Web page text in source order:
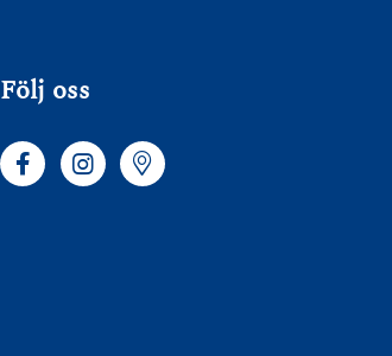
Följ oss